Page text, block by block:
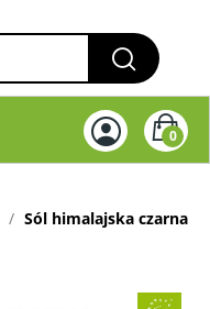
0
Sól himalajska czarna